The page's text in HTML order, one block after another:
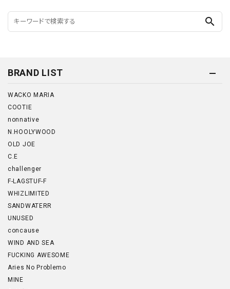
search
BRAND LIST
WACKO MARIA
COOTIE
nonnative
N.HOOLYWOOD
OLD JOE
C.E
challenger
F-LAGSTUF-F
WHIZLIMITED
SANDWATERR
UNUSED
concause
WIND AND SEA
FUCKING AWESOME
Aries No Problemo
MINE